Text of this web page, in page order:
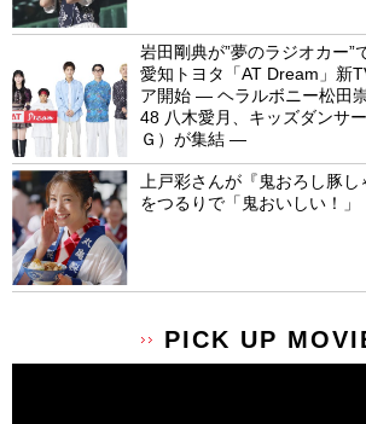
岩田剛典が”夢のラジオカー”
愛知トヨタ「AT Dream」新
ア開始 ― ヘラルボニー松田
48 八木愛月、キッズダンサ
Ｇ）が集結 ―
上戸彩さんが『鬼おろし豚し
をつるりで「鬼おいしい！」
PICK UP